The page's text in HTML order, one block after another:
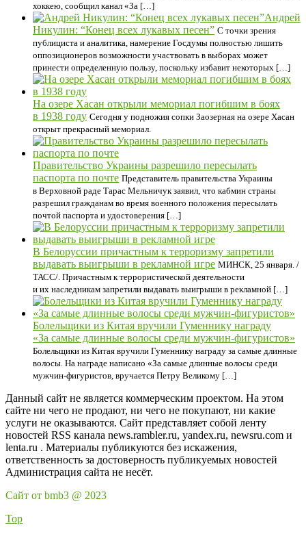
хоккею, сообщил канал «За […]
Андрей
Никулин: “Конец всех лукавых песен” С точки зрения
публициста и аналитика, намерение Госдумы полностью лишить
оппозиционеров возможности участвовать в выборах может
принести определенную пользу, поскольку избавит некоторых […]
На озере Хасан открыли мемориал погибшим в боях
в 1938 году Сегодня у подножия сопки Заозерная на озере Хасан
открыт прекрасный мемориал.
Правительство Украины разрешило пересылать
паспорта по почте Представитель правительства Украины
в Верховной раде Тарас Мельничук заявил, что кабмин страны
разрешил гражданам во время военного положения пересылать
почтой паспорта и удостоверения […]
В Белоруссии причастным к терроризму запретили
выдавать выигрыши в рекламной игре МИНСК, 25 января. /
ТАСС/. Причастным к террористической деятельности
и их наследникам запретили выдавать выигрыши в рекламной […]
Болельщики из Китая вручили Гуменнику награду
«За самые длинные волосы среди мужчин-фигуристов»
Болельщики из Китая вручили Гуменнику награду за самые длинные
волосы. На награде написано «За самые длинные волосы среди
мужчин-фигуристов, вручается Петру Великому […]
Данный сайт не является коммерческим проектом. На этом
сайте ни чего не продают, ни чего не покупают, ни какие
услуги не оказываются. Сайт представляет собой ленту
новостей RSS канала news.rambler.ru, yandex.ru, newsru.com и
lenta.ru . Материалы публикуются без искажения,
ответственность за достоверность публикуемых новостей
Администрация сайта не несёт.
Сайт от bmb3 @ 2023
Top